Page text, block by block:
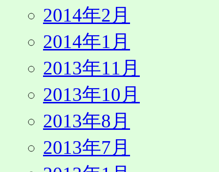
2014年2月
2014年1月
2013年11月
2013年10月
2013年8月
2013年7月